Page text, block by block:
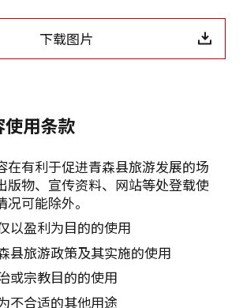
下载图片
用条款
在有利于促进青森县旅游发展的场
版物、宣传资料、网站等处登载使
可能除外。
以盈利为目的的使用
县旅游政策及其实施的使用
或宗教目的的使用
不合适的其他用途
复制链接